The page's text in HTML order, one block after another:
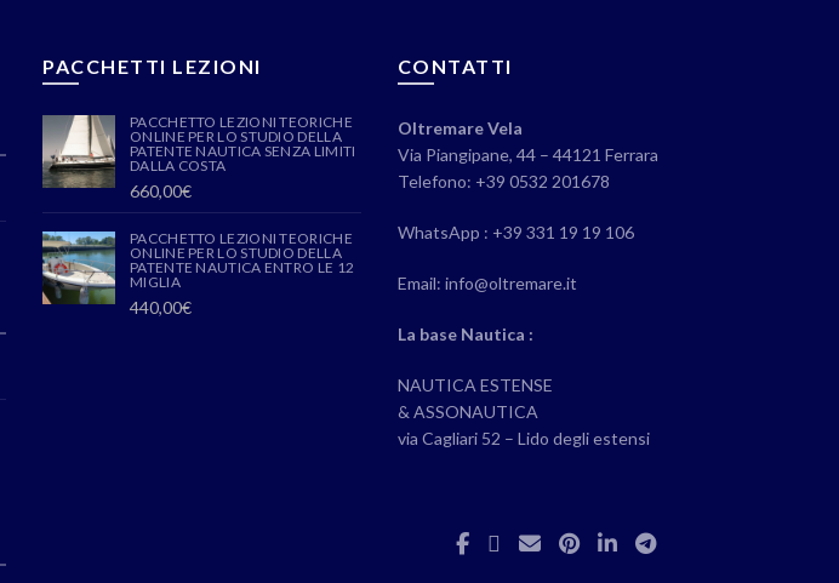
PACCHETTI LEZIONI
PACCHETTO LEZIONI TEORICHE
ONLINE PER LO STUDIO DELLA
PATENTE NAUTICA SENZA LIMITI
DALLA COSTA
660,00€
PACCHETTO LEZIONI TEORICHE
ONLINE PER LO STUDIO DELLA
PATENTE NAUTICA ENTRO LE 12
MIGLIA
440,00€
CONTATTI
Oltremare Vela
Via Piangipane, 44 – 44121 Ferrara
Telefono: +39 0532 201678
WhatsApp : +39 331 19 19 106
Email: info@oltremare.it
La base Nautica :
NAUTICA ESTENSE
& ASSONAUTICA
via Cagliari 52 – Lido degli estensi